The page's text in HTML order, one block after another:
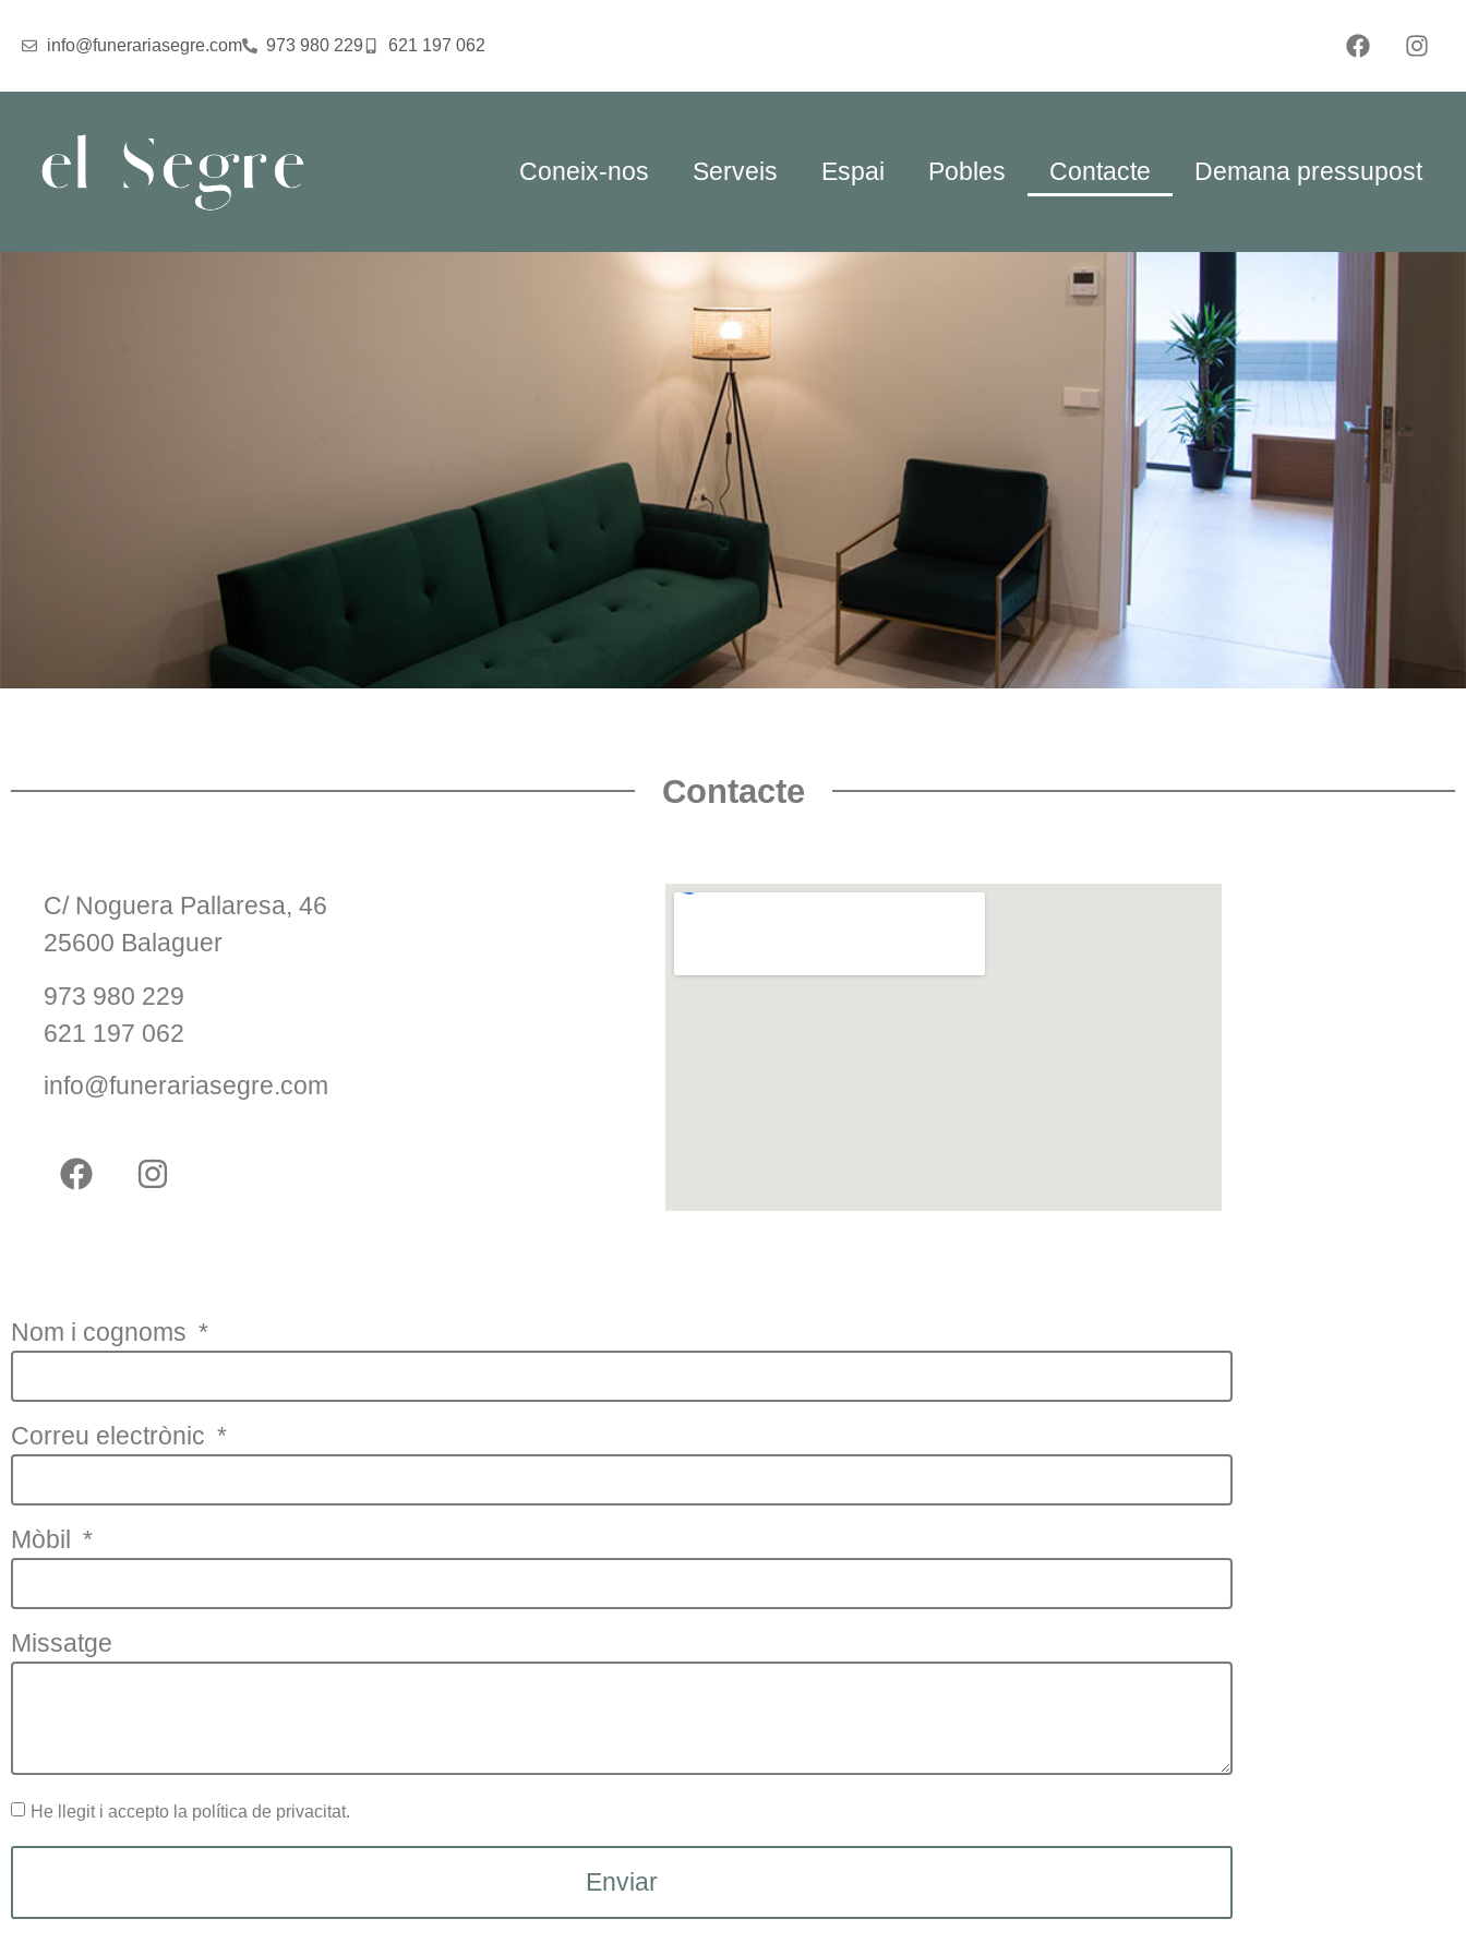
info@funerariasegre.com 973 980 229 621 197 062
Coneix-nos Serveis Espai Pobles Contacte Demana pressupost
Contacte
C/ Noguera Pallaresa, 46
25600 Balaguer
973 980 229
621 197 062
info@funerariasegre.com
Nom i cognoms
Correu electrònic
Mòbil
Missatge
He llegit i accepto la política de privacitat.
Enviar